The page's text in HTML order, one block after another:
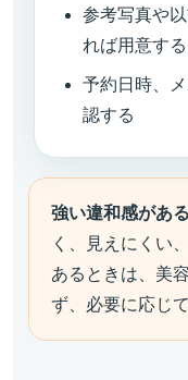
参考写真や
れば用意する
予約日時、
認する
強い違和感があ
く、見えにくい
あるときは、美
ず、必要に応じ